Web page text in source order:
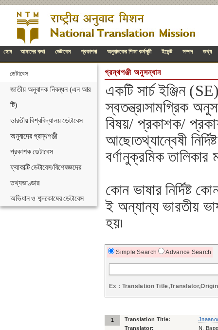
হোম আমাদের কথা ডেটাবেস প্রকাশনা অনুবাদকের শিক্ষা কর্মসূচী ইভেন্ট সম্পদ তথ্য
ডেটাবেস
জাতীয় অনুবাদক নিবন্ধন (এন আর
টি)
ভারতীয় বিশ্ববিদ্যালয় ডেটাবেস
অনুবাদের গ্রন্থপঞ্জী
প্রকাশক ডেটাবেস
ফ্যাকাল্টি ডেটাবেস/বিশেষজ্ঞদের
তথ্যভাণ্ডার
অভিধান ও শব্দকোষের ডেটাবেস
গ্রন্থপঞ্জী অনুসন্ধান
একটি সার্চ ইঞ্জিন
স্বতন্ত্র৷সামগ্রিক
বিষয়/ প্রকাশক/
আছে৷তথ্যান্বেষী
বর্ণানুক্রমিক তালিকার
কোন ভাষার নির্দিষ্ট
ই অন্যান্য ভারতীয়
হয়৷
Simple Search Advance Search
Ex : Translation
1 Translation Title:
Translator:
N.